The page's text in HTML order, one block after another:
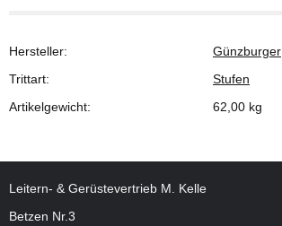
Hersteller:
Günzburger
Trittart:
Stufen
Artikelgewicht:
62,00 kg
Leitern- & Gerüstevertrieb M. Kelle
Betzen Nr.3